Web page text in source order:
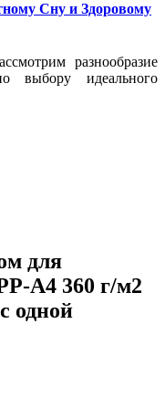
Сну и Здоровому
разнообразие
выбору идеального
для
A4 360 г/м2
одной